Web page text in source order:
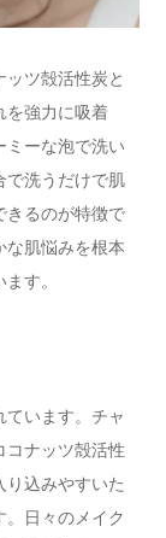
ッツ殻活性炭と
を強力に吸着
ミーな泡で洗い
で洗うだけで肌
きるのが特徴で
な肌悩みを根本
す。
ています。チャ
コナッツ殻活性
り込みやすいた
日々のメイク